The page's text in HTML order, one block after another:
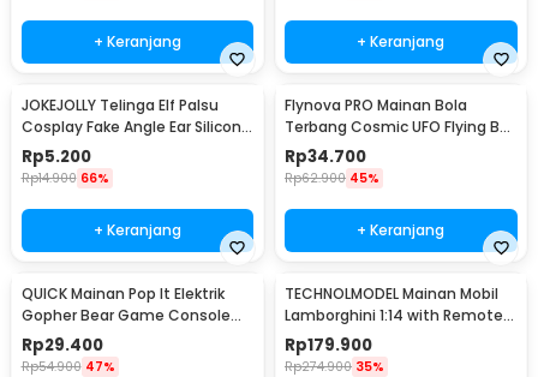
+ Keranjang + Keranjang
JOKEJOLLY Telinga Elf Palsu
Cosplay Fake Angle Ear Silicone
- JK-666
Rp5.200
Rp14.900 66%
+ Keranjang
Flynova PRO Mainan Bola
Terbang Cosmic UFO Flying Ball
USB Charge - 998
Rp34.700
Rp62.900 45%
+ Keranjang
QUICK Mainan Pop It Elektrik
Gopher Bear Game Console
3rd Generation - Q3
Rp29.400
Rp54.900 47%
TECHNOLMODEL Mainan Mobil
Lamborghini 1:14 with Remote -
JKC7101
Rp179.900
Rp274.900 35%